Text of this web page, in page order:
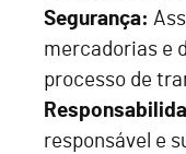
Segurança:
mercadorias e
processo de
responsável e